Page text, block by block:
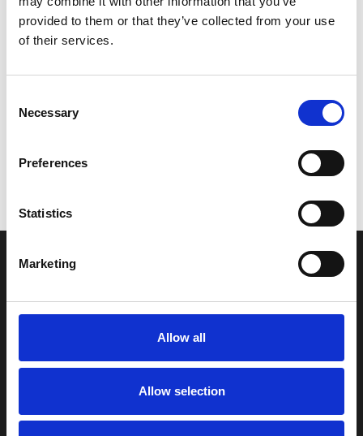
provided to them or that they’ve collected from your use
of their services.
Selection
Necessary
Preferences
Statistics
Marketing
Allow all
Allow selection
130,25 DKK
Vi oplever i øjeblikket store og hyppige prisændringer i markedet.
leveres, eller hvor prisen afviger fra det viste. Vi kontakter dig
naturligvis, hvis dette er tilfældet.
INFORMATIONER